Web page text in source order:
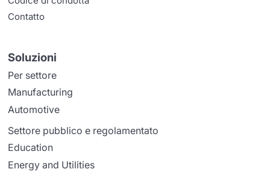
Contatto
Soluzioni
Per settore
Manufacturing
Automotive
Settore pubblico e regolamentato
Education
Energy and Utilities